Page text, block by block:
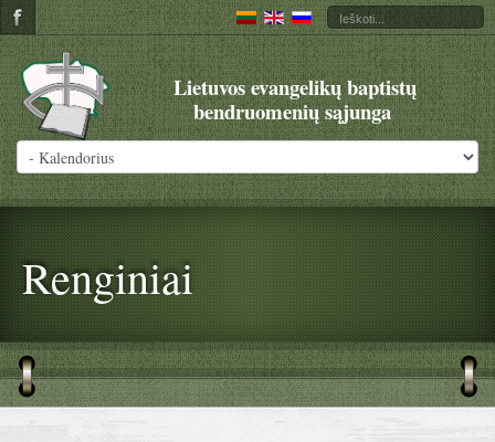
Lietuvos evangelikų baptistų
bendruomenių sąjunga
Renginiai